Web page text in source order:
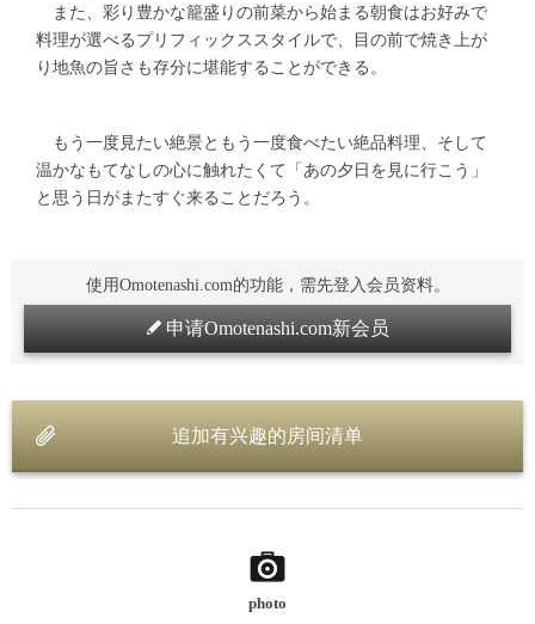
また、彩り豊かな籠盛りの前菜から始まる朝食はお好みで
料理が選べるプリフィックススタイルで、目の前で焼き上が
り地魚の旨さも存分に堪能することができる。
もう一度見たい絶景ともう一度食べたい絶品料理、そして
温かなもてなしの心に触れたくて「あの夕日を見に行こう」
と思う日がまたすぐ来ることだろう。
使用Omotenashi.com的功能，需先登入会员资料。
申请Omotenashi.com新会员
追加有兴趣的房间清单
photo